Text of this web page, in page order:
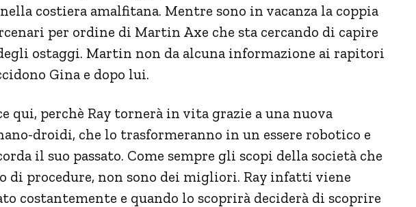
costiera amalfitana. Mentre sono in vacanza la coppia
per ordine di Martin Axe che sta cercando di capire
ostaggi. Martin non da alcuna informazione ai rapitori
Gina e dopo lui.
qui, perchè Ray tornerà in vita grazie a una nuova
droidi, che lo trasformeranno in un essere robotico e
il suo passato. Come sempre gli scopi della società che
di procedure, non sono dei migliori. Ray infatti viene
costantemente e quando lo scoprirà deciderà di scoprire